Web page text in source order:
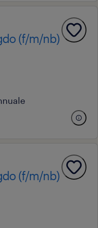
(f/m/nb)
(f/m/nb)